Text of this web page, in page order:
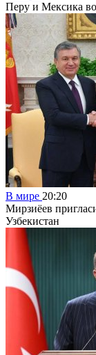
Перу и Мексика
В мире 20:20
Мирзиёев
Узбекистан